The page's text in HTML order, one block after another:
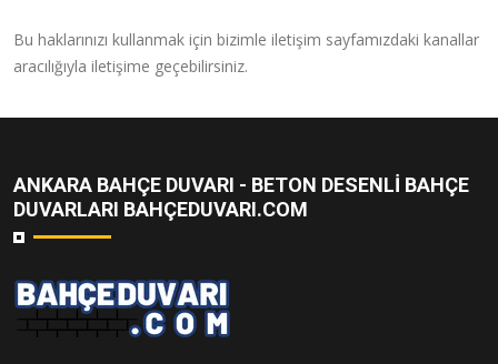
Bu haklarınızı kullanmak için bizimle iletişim sayfamızdaki kanallar
aracılığıyla iletişime geçebilirsiniz.
ANKARA BAHÇE DUVARI - BETON DESENLI BAHÇE
DUVARLARI BAHÇEDUVARI.COM